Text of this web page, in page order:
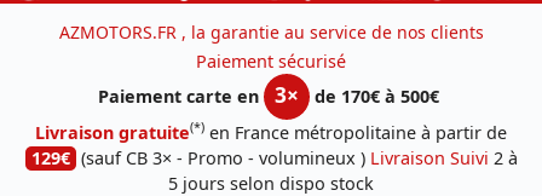
AZMOTORS.FR , la garantie au service de nos clients
Paiement sécurisé
Paiement carte en
3×
de 170€ à 500€
Livraison gratuite(*) en France métropolitaine à partir de
129€ (sauf CB 3× - Promo - volumineux ) Livraison Suivi 2 à
5 jours selon dispo stock